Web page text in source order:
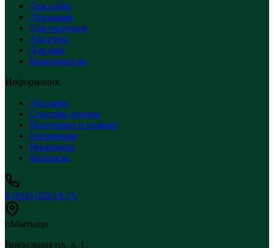
Для собак
Для кошек
Для грызунов
Для птиц
Для рыб
Наполнители
Информация
Доставка
Способы оплаты
Получение и возврат
Оптовикам
Реквизиты
Контакты
8 (916) 028-19-19
г.Мытищи
Вокзальная пл, д. 1,